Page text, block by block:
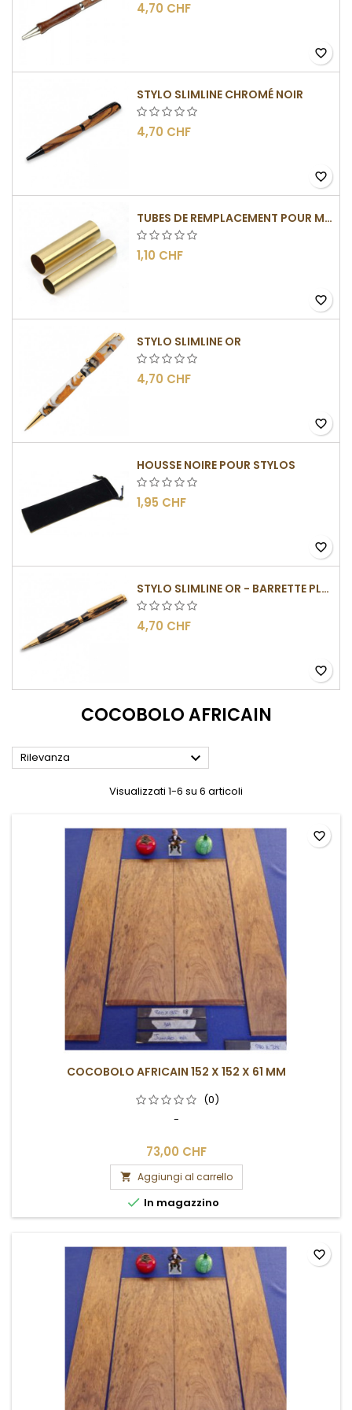
4,70 CHF
favorite_border
STYLO SLIMLINE CHROMÉ NOIR
4,70 CHF
favorite_border
TUBES DE REMPLACEMENT POUR MÉCANISMES SLIMLINE
1,10 CHF
favorite_border
STYLO SLIMLINE OR
4,70 CHF
favorite_border
HOUSSE NOIRE POUR STYLOS
1,95 CHF
favorite_border
STYLO SLIMLINE OR - BARRETTE PLATE
4,70 CHF
favorite_border
COCOBOLO AFRICAIN
Rilevanza 
Visualizzati 1-6 su 6 articoli
COCOBOLO AFRICAIN 152 X 152 X 61 MM
(0)
-
73,00 CHF
 Aggiungi al carrello
 In magazzino
favorite_border
favorite_border